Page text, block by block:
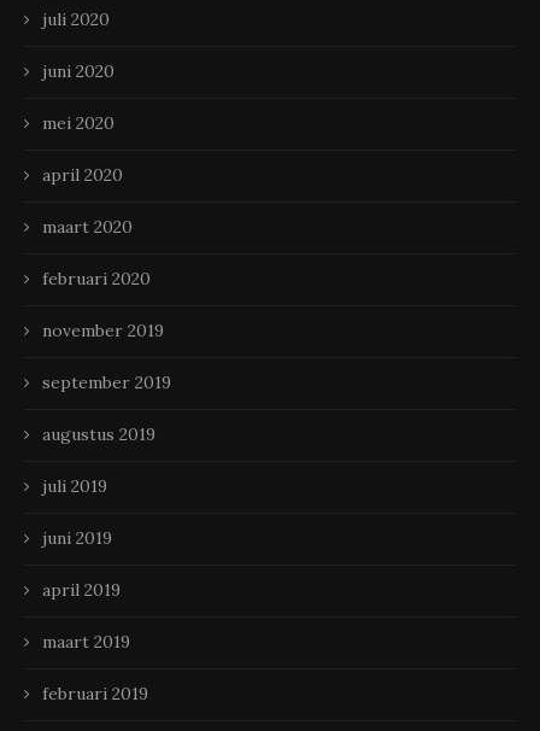
juli 2020
juni 2020
mei 2020
april 2020
maart 2020
februari 2020
november 2019
september 2019
augustus 2019
juli 2019
juni 2019
april 2019
maart 2019
februari 2019